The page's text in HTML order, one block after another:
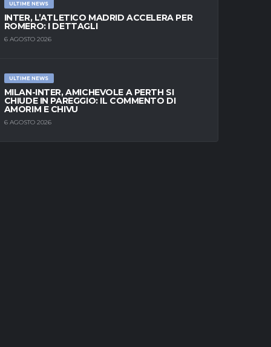
ULTIME NEWS
INTER, L’ATLETICO MADRID ACCELERA PER
ROMERO: I DETTAGLI
6 AGOSTO 2026
ULTIME NEWS
MILAN-INTER, AMICHEVOLE A PERTH SI
CHIUDE IN PAREGGIO: IL COMMENTO DI
AMORIM E CHIVU
6 AGOSTO 2026